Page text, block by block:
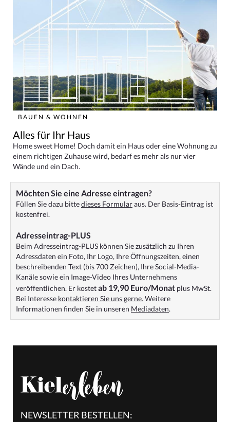
BAUEN & WOHNEN
Alles für Ihr Haus
Home sweet Home! Doch damit ein Haus oder eine Wohnung zu
einem richtigen Zuhause wird, bedarf es mehr als nur vier
Wände und ein Dach.
Möchten Sie eine Adresse eintragen?
Füllen Sie dazu bittedieses Formularaus. Der Basis-Eintrag ist
kostenfrei.
Adresseintrag-PLUS
Beim Adresseintrag-PLUS können Sie zusätzlich zu Ihren
Adressdaten ein Foto, Ihr Logo, Ihre Öffnungszeiten, einen
beschreibenden Text (bis 700 Zeichen), Ihre Social-Media-
Kanäle sowie ein Image-Video Ihres Unternehmens
veröffentlichen. Er kostetab 19,90 Euro/Monat plus MwSt.
Bei Interesse kontaktieren Sie uns gerne. Weitere
Informationen finden Sie in unseren Mediadaten.
NEWSLETTER BESTELLEN: